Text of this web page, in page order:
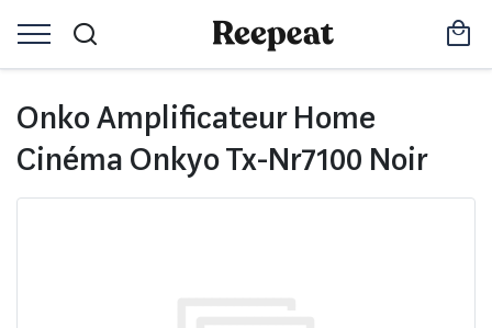
Onko Amplificateur Home
Cinéma Onkyo Tx-Nr7100 Noir